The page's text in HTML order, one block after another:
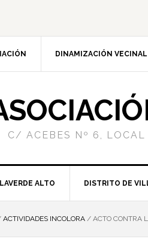
DINAMIZACIÓN VECINAL
C/ ACEBES Nº 6,
ALTO DISTRITO DE
ACTIVIDADES INCOLORA / ACTO CONTRA